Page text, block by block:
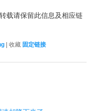
载请保留此信息及相应链
| 收藏 固定链接